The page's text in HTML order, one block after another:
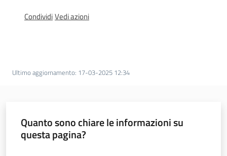
Menu selezionato
Attività
CondividiVedi azioni
Ultimo aggiornamento: 17-03-2025 12:34
Quanto sono chiare le informazioni su
questa pagina?